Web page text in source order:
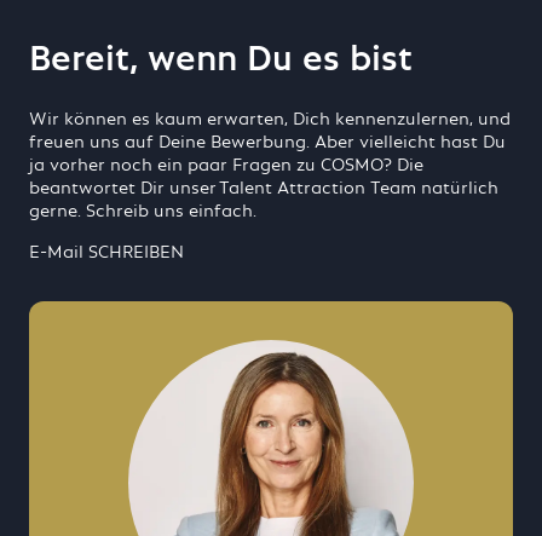
Bereit, wenn Du es bist
Wir können es kaum erwarten, Dich kennenzulernen, und
freuen uns auf Deine Bewerbung. Aber vielleicht hast Du
ja vorher noch ein paar Fragen zu COSMO? Die
beantwortet Dir unser Talent Attraction Team natürlich
gerne. Schreib uns einfach.
E-Mail SCHREIBEN